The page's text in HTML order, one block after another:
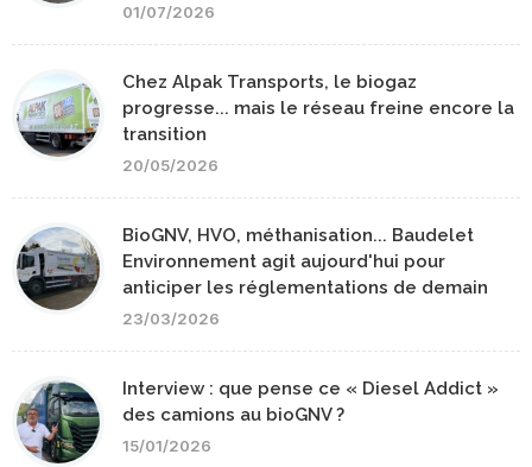
01/07/2026
Chez Alpak Transports, le biogaz
progresse... mais le réseau freine encore la
transition
20/05/2026
BioGNV, HVO, méthanisation... Baudelet
Environnement agit aujourd'hui pour
anticiper les réglementations de demain
23/03/2026
Interview : que pense ce « Diesel Addict »
des camions au bioGNV ?
15/01/2026